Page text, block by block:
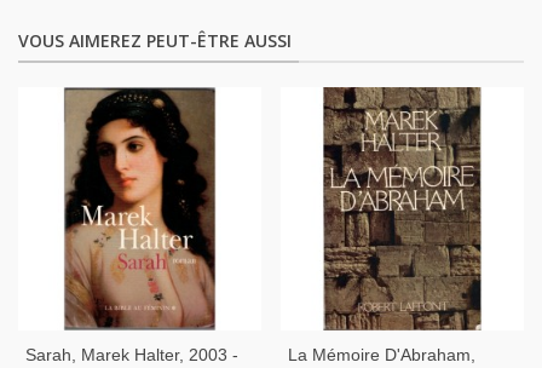
VOUS AIMEREZ PEUT-ÊTRE AUSSI
Sarah, Marek Halter, 2003 -
La Mémoire D'Abraham,